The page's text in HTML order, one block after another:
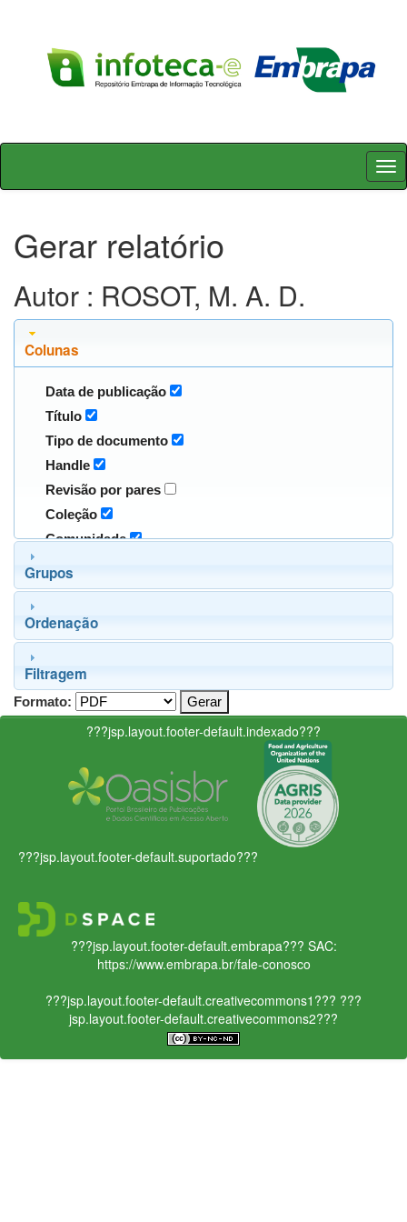
Skip
Gerar relatório
Autor : ROSOT, M. A. D.
Colunas
Data de publicação
Título
Tipo de documento
Handle
Revisão por pares
Coleção
Comunidade
Grupos
Ordenação
Filtragem
Formato:
???jsp.layout.footer-default.indexado???
???jsp.layout.footer-default.suportado???
???jsp.layout.footer-default.embrapa??? SAC:
https://www.embrapa.br/fale-conosco
???jsp.layout.footer-default.creativecommons1??? ???
jsp.layout.footer-default.creativecommons2???